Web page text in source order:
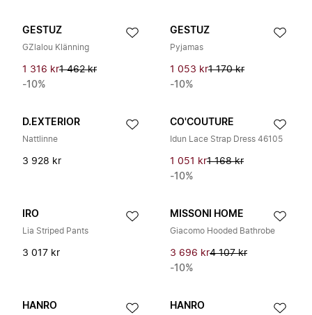
GESTUZ
GZlalou Klänning
1 316 kr1 462 kr
-10%
GESTUZ
Pyjamas
1 053 kr1 170 kr
-10%
D.EXTERIOR
Nattlinne
3 928 kr
CO'COUTURE
Idun Lace Strap Dress 46105
1 051 kr1 168 kr
-10%
IRO
Lia Striped Pants
3 017 kr
MISSONI HOME
Giacomo Hooded Bathrobe
3 696 kr4 107 kr
-10%
HANRO HANRO